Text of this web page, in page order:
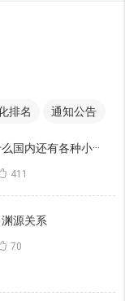
排名 通知公告
国内还有各种小···
411
源关系
70